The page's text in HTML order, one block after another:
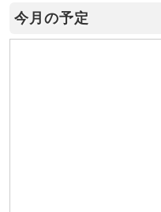
今月の予定